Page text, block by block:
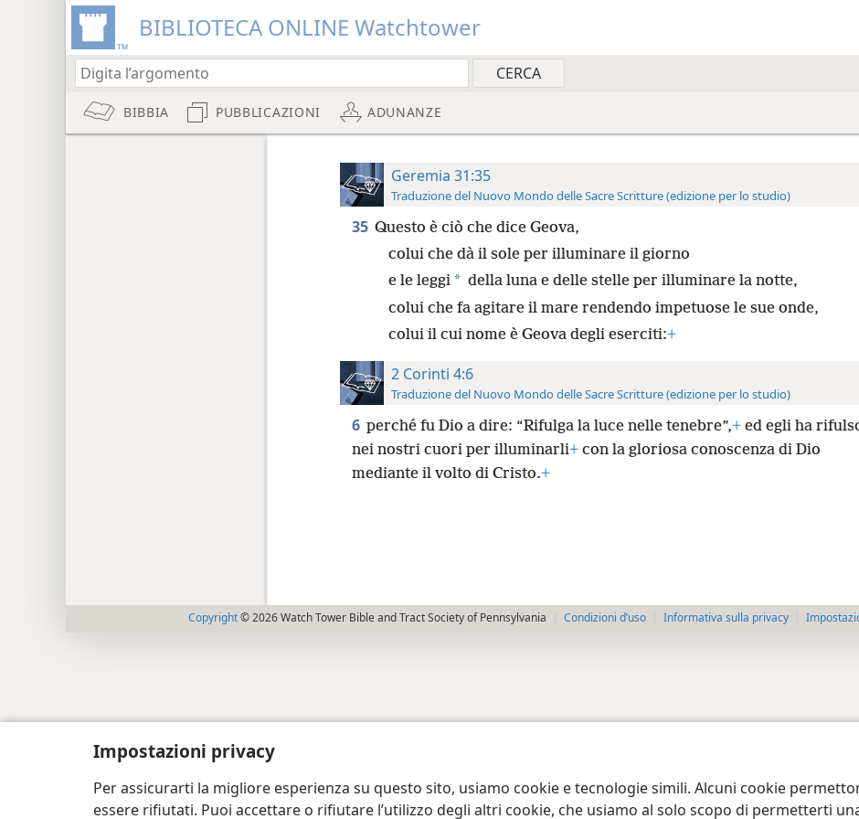
Impostazioni privacy
Per assicurarti la migliore esperienza su questo sito, usiamo cookie e tecnologie simili. Alcuni cookie
essere rifiutati. Puoi accettare o rifiutare l’utilizzo degli altri cookie, che usiamo al solo scopo di permetterti
BIBLIOTECA ONLINE Watchtower
BIBBIA PUBBLICAZIONI ADUNANZE
Geremia 31:35
Traduzione del Nuovo Mondo delle Sacre Scritture (edizione per lo studio)
35 Questo è ciò che dice Geova,
colui che dà il sole per illuminare il giorno
e le leggi * della luna e delle stelle per illuminare la notte,
colui che fa agitare il mare rendendo impetuose le sue onde,
colui il cui nome è Geova degli eserciti:+
2 Corinti 4:6
Traduzione del Nuovo Mondo delle Sacre Scritture (edizione per lo studio)
6 perché fu Dio a dire: “Rifulga la luce nelle tenebre”,+ed egli ha
nei nostri cuori per illuminarli+con la gloriosa conoscenza di Dio
mediante il volto di Cristo.+
Copyright© 2026 Watch Tower Bible and Tract Society of Pennsylvania Condizioni d’uso Informativa sulla privacy